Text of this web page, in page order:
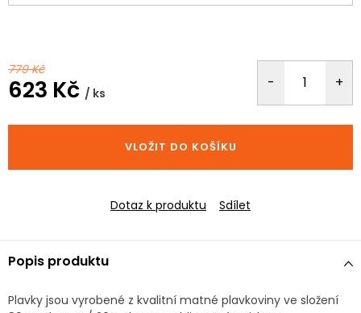
779 Kč
623 Kč / ks
cena:
VLOŽIT DO KOŠÍKU
Dotaz k produktu Sdílet
Popis produktu
Plavky jsou vyrobené z kvalitní matné plavkoviny ve složení